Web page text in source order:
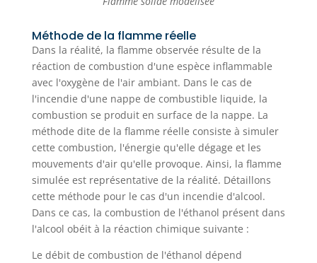
Méthode de la flamme réelle
Dans la réalité, la flamme observée résulte de la
réaction de combustion d'une espèce inflammable
avec l'oxygène de l'air ambiant. Dans le cas de
l'incendie d'une nappe de combustible liquide, la
combustion se produit en surface de la nappe. La
méthode dite de la flamme réelle consiste à simuler
cette combustion, l'énergie qu'elle dégage et les
mouvements d'air qu'elle provoque. Ainsi, la flamme
simulée est représentative de la réalité. Détaillons
cette méthode pour le cas d'un incendie d'alcool.
Dans ce cas, la combustion de l'éthanol présent dans
l'alcool obéit à la réaction chimique suivante :
Le débit de combustion de l'éthanol dépend